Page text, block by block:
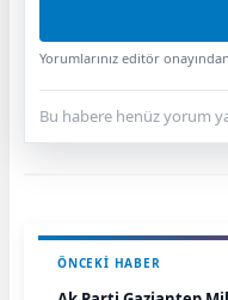
Yorumlarınız editör
Bu habere henüz yorum
ÖNCEKI HABER